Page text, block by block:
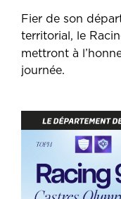
Fier de son
territorial, le
mettront à
journée.